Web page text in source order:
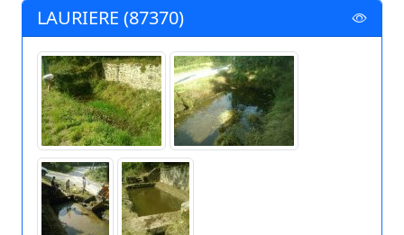
LAURIERE (87370)